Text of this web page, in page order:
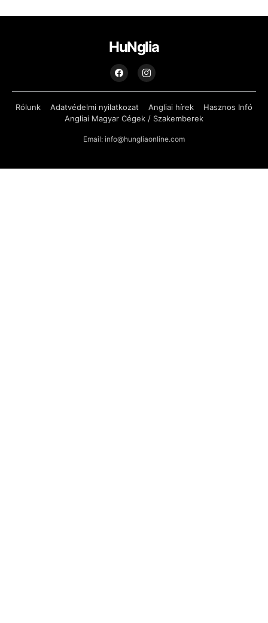
HuNglia
Rólunk Adatvédelmi nyilatkozat Angliai hírek
Hasznos Infó
Angliai Magyar Cégek / Szakemberek
Email: info@hungliaonline.com